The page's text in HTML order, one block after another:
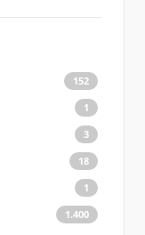
152
1
3
18
1
1.400